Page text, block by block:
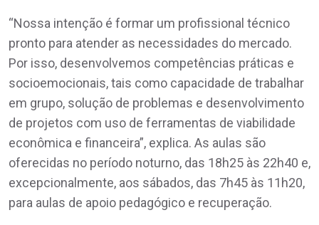
“Nossa intenção é formar um profissional técnico
pronto para atender as necessidades do mercado.
Por isso, desenvolvemos competências práticas e
socioemocionais, tais como capacidade de trabalhar
em grupo, solução de problemas e desenvolvimento
de projetos com uso de ferramentas de viabilidade
econômica e financeira”, explica. As aulas são
oferecidas no período noturno, das 18h25 às 22h40 e,
excepcionalmente, aos sábados, das 7h45 às 11h20,
para aulas de apoio pedagógico e recuperação.